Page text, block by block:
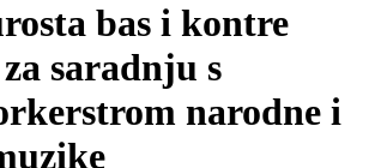
bas i kontre
saradnju s
narodne i